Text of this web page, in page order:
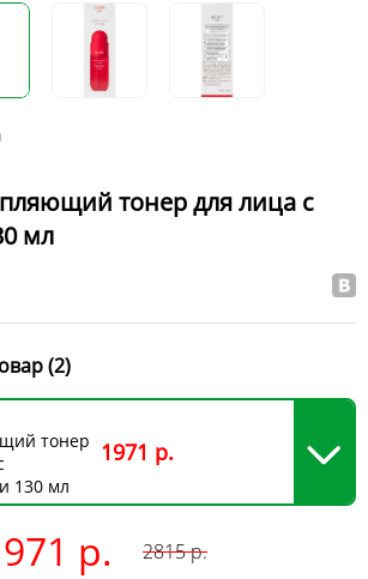
тонер для лица с
мл
(2)
тонер
130 мл
1971 р.
р. 2815р.